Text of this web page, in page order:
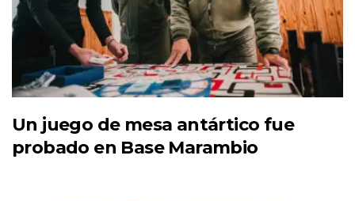
Un juego de mesa antártico fue
probado en Base Marambio